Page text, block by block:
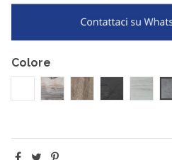
Colore
BiancoBengalaSherwoodOssidoSignal